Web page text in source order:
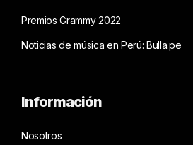
Premios Grammy 2022
Noticias de música en Perú: Bulla.pe
Información
Nosotros